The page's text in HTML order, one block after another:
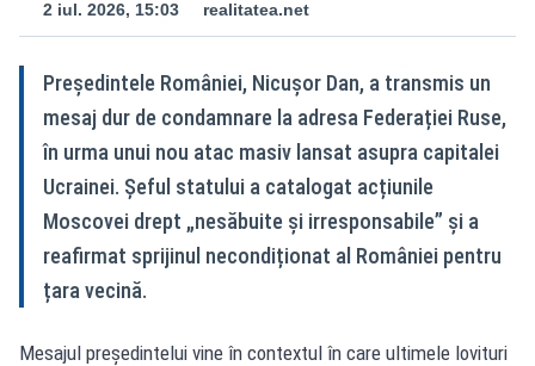
2 iul. 2026, 15:03 realitatea.net
Președintele României, Nicușor Dan, a transmis un
mesaj dur de condamnare la adresa Federației Ruse,
în urma unui nou atac masiv lansat asupra capitalei
Ucrainei. Șeful statului a catalogat acțiunile
Moscovei drept „nesăbuite și irresponsabile” și a
reafirmat sprijinul necondiționat al României pentru
țara vecină.
Mesajul președintelui vine în contextul în care ultimele lovituri